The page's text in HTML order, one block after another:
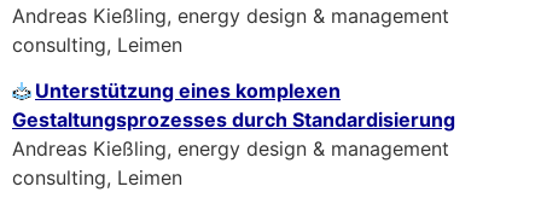
Andreas Kießling, energy design & management
consulting, Leimen
Unterstützung eines komplexen
Gestaltungsprozesses durch Standardisierung
Andreas Kießling, energy design & management
consulting, Leimen